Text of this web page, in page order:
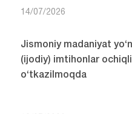
14/07/2026
Jismoniy madaniyat
(ijodiy) imtihonlar
o‘tkazilmoqda